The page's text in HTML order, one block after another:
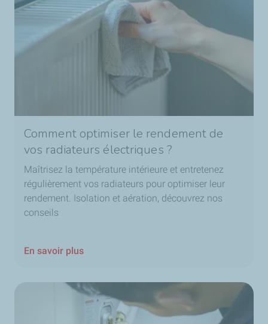
Comment optimiser le rendement de
vos radiateurs électriques ?
Maîtrisez la température intérieure et entretenez
régulièrement vos radiateurs pour optimiser leur
rendement. Isolation et aération, découvrez nos
conseils
En savoir plus